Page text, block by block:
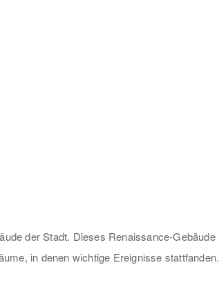
der Stadt. Dieses Renaissance-Gebäude
in denen wichtige Ereignisse stattfanden.